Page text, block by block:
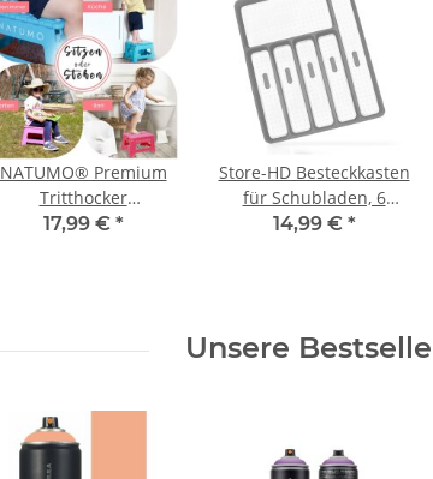
NATUMO® Premium
Tritthocker
Klapphocker Faltbar
17,99 € *
Store-HD Besteckkasten
für Schubladen, 6
Fächer Besteckeinsatz,
14,99 € *
Unsere